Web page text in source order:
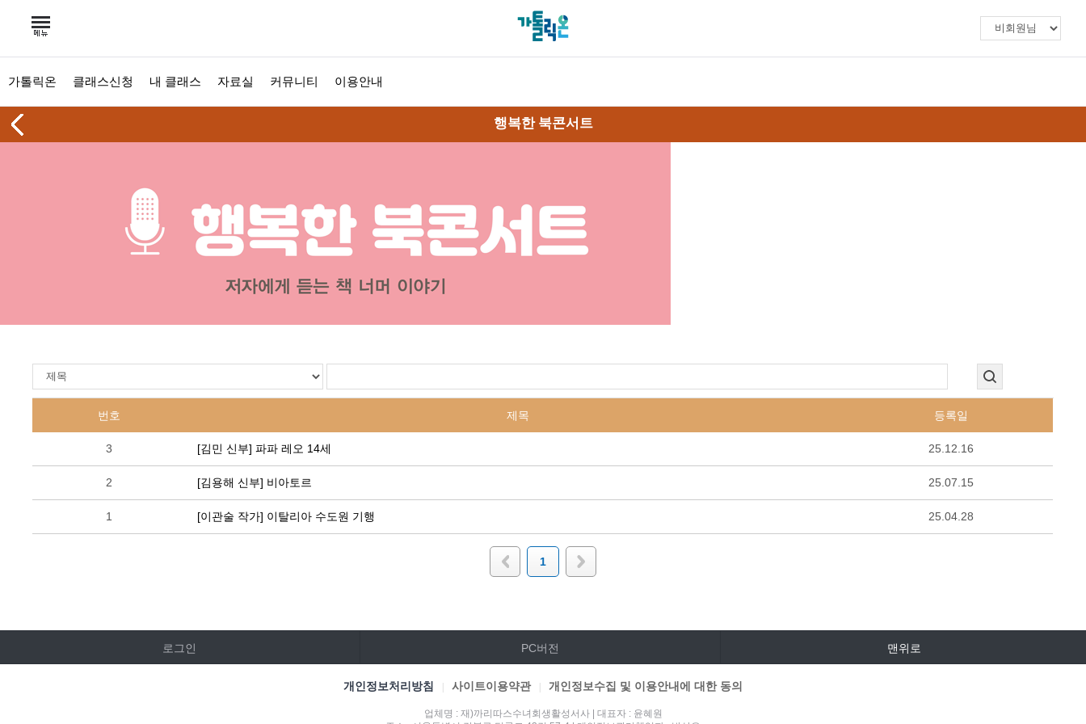
가톨릭온 클래스신청 내 클래스 자료실 커뮤니티 이용안내
행복한 북콘서트
번호 제목 등록일
3 [김민 신부] 파파 레오 14세 25.12.16
2 [김용해 신부] 비아토르 25.07.15
1 [이관술 작가] 이탈리아 수도원 기행 25.04.28
1
로그인 PC버전 맨위로
개인정보처리방침 사이트이용약관 개인정보수집 및 이용안내에 대한 동의
업체명 : 재)까리따스수녀회생활성서사 | 대표자 : 윤혜원